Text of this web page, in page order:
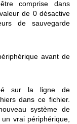
comprise dans
de 0 désactive
de sauvegarde
avant de
sur la ligne de
dans ce fichier.
système de
vrai périphérique,